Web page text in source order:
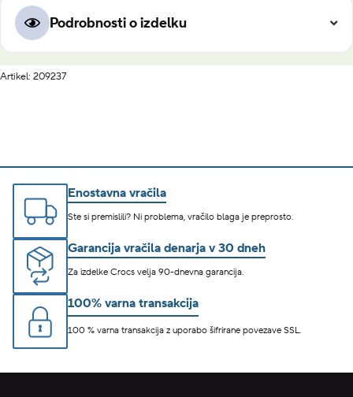
Podrobnosti o izdelku
Artikel: 209237
Enostavna vračila
Ste si premislili? Ni problema, vračilo blaga je preprosto.
Garancija vračila denarja v 30 dneh
Za izdelke Crocs velja 90-dnevna garancija.
100% varna transakcija
100 % varna transakcija z uporabo šifrirane povezave SSL.